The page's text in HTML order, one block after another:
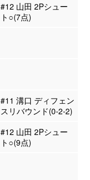
#12 山田 2Pシュー
ト○(7点)
#11 溝口 ディフェン
スリバウンド(0-2-2)
#12 山田 2Pシュー
ト○(9点)